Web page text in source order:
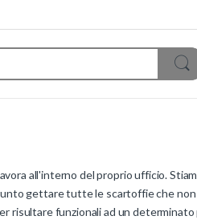
all'interno del proprio ufficio.
gettare tutte le scartoffie che non
risultare funzionali ad un